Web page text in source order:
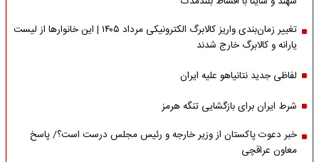
تغییر زمان‌بندی واریز کالابرگ الکترونیکی مرداد ۱۴۰۵ | این خانوارها از لیست
یارانه و کالابرگ خارج شدند
لفاظی جدید نتانیاهو علیه ایران
شرط ایران برای بازگشایی تنگه هرمز
خبر دعوت پاکستان از وزیر خارجه و رئیس مجلس درست است؟/ پاسخ
معاون عراقچی